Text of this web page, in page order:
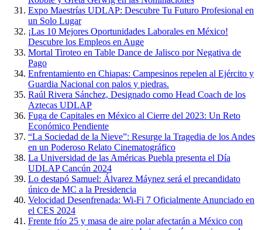
Expo Maestrías UDLAP: Descubre Tu Futuro Profesional en
un Solo Lugar
¡Las 10 Mejores Oportunidades Laborales en México!
Descubre los Empleos en Auge
Mortal Tiroteo en Table Dance de Jalisco por Negativa de
Pago
Enfrentamiento en Chiapas: Campesinos repelen al Ejército y
Guardia Nacional con palos y piedras.
Raúl Rivera Sánchez, Designado como Head Coach de los
Aztecas UDLAP
Fuga de Capitales en México al Cierre del 2023: Un Reto
Económico Pendiente
“La Sociedad de la Nieve”: Resurge la Tragedia de los Andes
en un Poderoso Relato Cinematográfico
La Universidad de las Américas Puebla presenta el Día
UDLAP Cancún 2024
Lo destapó Samuel: Álvarez Máynez será el precandidato
único de MC a la Presidencia
Velocidad Desenfrenada: Wi-Fi 7 Oficialmente Anunciado en
el CES 2024
Frente frío 25 y masa de aire polar afectarán a México con